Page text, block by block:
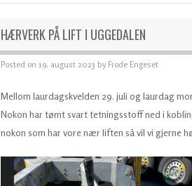
HÆRVERK PÅ LIFT I UGGEDALEN
Posted on 19. august 2023 by Frode Engeset
Mellom laurdagskvelden 29. juli og laurdag
Nokon har tømt svart tetningsstoff ned i
nokon som har vore nær liften så vil vi gjerne